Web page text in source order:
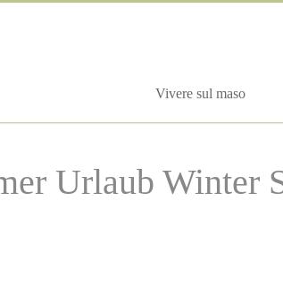
Vivere sul maso
Urlaub Winter